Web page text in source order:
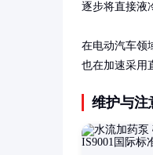
逐步将直接液
在电动汽车领
也在加速采用
维护与注